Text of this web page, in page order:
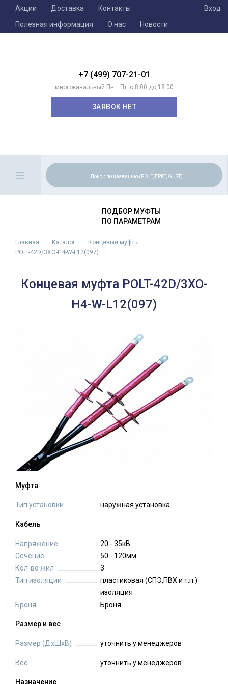
Акции Доставка
Контакты
Полезная информация
О нас Новости
Вход
+7 (499) 707-21-01
многоканальный Пн.—Пт. с 8:00 до 18:00
ЗАЯВОК НЕТ
ПОДБОР МУФТЫ
ПО ПАРАМЕТРАМ
Главная Каталог
Концевые муфты
POLT-42D/3XO-H4-W-L12(097)
Концевая муфта POLT-42D/3XO-
H4-W-L12(097)
Муфта
Тип установки наружная установка
Кабель
Напряжение
20 - 35кВ
Сечение
50 - 120мм
Кол-во жил
3
Тип изоляции
пластиковая (СПЭ,ПВХ и т.п.)
изоляция
Броня
Броня
Размер и вес
Размер (ДхШхВ) уточнить у менеджеров
Вес уточнить у менеджеров
Назначение